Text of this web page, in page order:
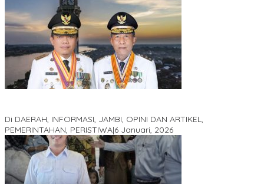
Di DAERAH, INFORMASI, JAMBI, OPINI DAN ARTIKEL,
PEMERINTAHAN, PERISTIWA|6 Januari, 2026